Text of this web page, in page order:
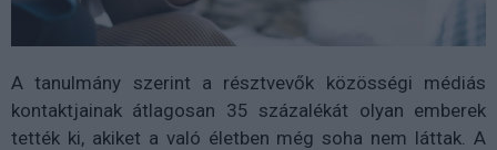
A tanulmány szerint a résztvevők közösségi médiás
kontaktjainak átlagosan 35 százalékát olyan emberek
tették ki, akiket a való életben még soha nem láttak. A